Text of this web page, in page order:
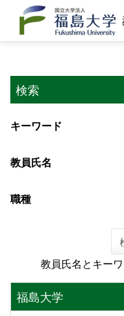
検索
キーワード
教員氏名
職種
教員氏名とキー
福島大学